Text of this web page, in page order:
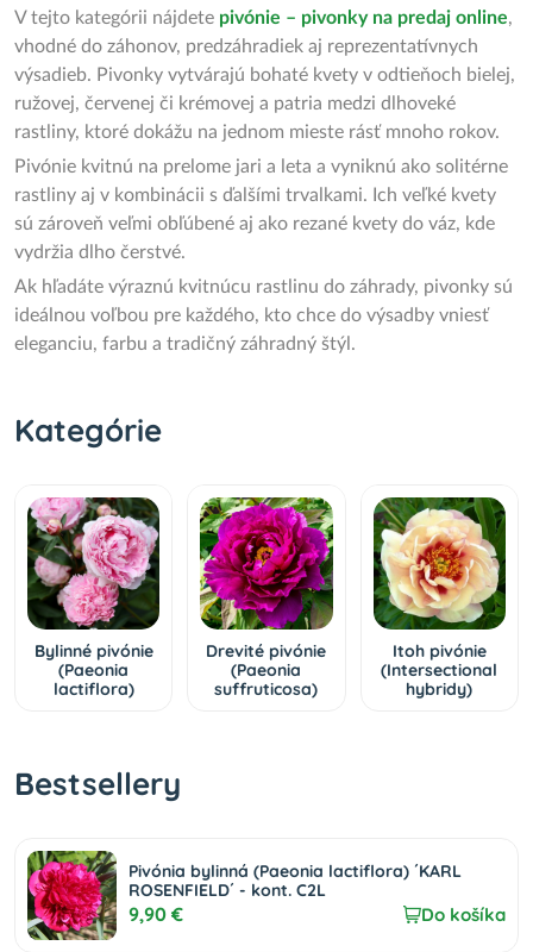
V tejto kategórii nájdete pivónie – pivonky na predaj online,
vhodné do záhonov, predzáhradiek aj reprezentatívnych
výsadieb. Pivonky vytvárajú bohaté kvety v odtieňoch bielej,
ružovej, červenej či krémovej a patria medzi dlhoveké
rastliny, ktoré dokážu na jednom mieste rásť mnoho rokov.
Pivónie kvitnú na prelome jari a leta a vyniknú ako solitérne
rastliny aj v kombinácii s ďalšími trvalkami. Ich veľké kvety
sú zároveň veľmi obľúbené aj ako rezané kvety do váz, kde
vydržia dlho čerstvé.
Ak hľadáte výraznú kvitnúcu rastlinu do záhrady, pivonky sú
ideálnou voľbou pre každého, kto chce do výsadby vniesť
eleganciu, farbu a tradičný záhradný štýl.
Kategórie
Bylinné pivónie
(Paeonia
lactiflora)
Drevité pivónie
(Paeonia
suffruticosa)
Itoh pivónie
(Intersectional
hybridy)
Bestsellery
Pivónia bylinná (Paeonia lactiflora) ´KARL
ROSENFIELD´ - kont. C2L
9,90 € Do košíka